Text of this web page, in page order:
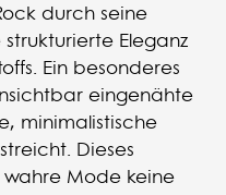
durch seine
Eleganz
Ein besonderes
eingenähte
minimalistische
Dieses
wahre Mode keine